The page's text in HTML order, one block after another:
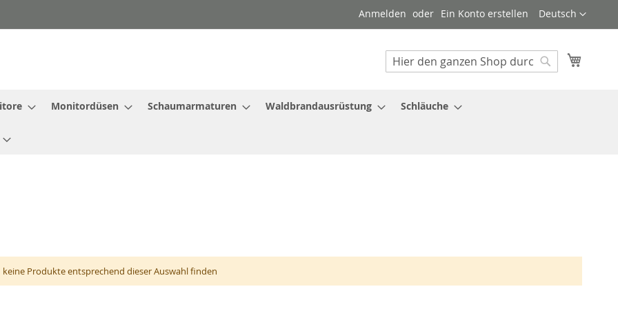
Sprache
Deutsch
Anmelden Ein Konto erstellen
Suche
Monitordüsen Schaumarmaturen Waldbrandausrüstung Schläuche
Produkte entsprechend dieser Auswahl finden